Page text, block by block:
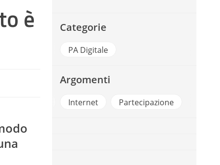
è Categorie
PA Digitale
Argomenti
Internet Partecipazione